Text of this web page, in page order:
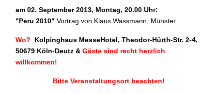
am 02. September 2013, Montag, 20.00 Uhr:
"Peru 2010" Vortrag von Klaus Wassmann, Münster
Wo?
Kolpinghaus MesseHotel, Theodor-Hürth-Str. 2-4,
50679 Köln-Deutz & Gäste sind recht herzlich
willkommen!
Bitte Veranstaltungsort beachten!